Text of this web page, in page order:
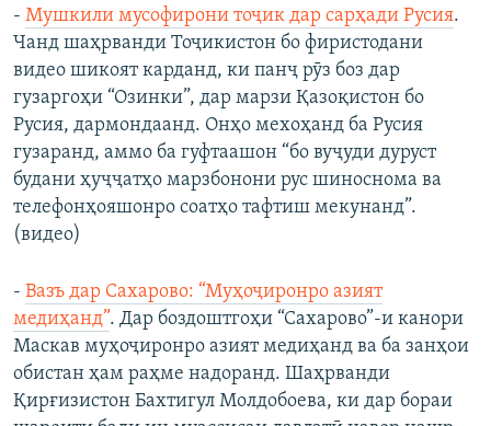
- Мушкили мусофирони тоҷик дар сарҳади Русия.
Чанд шаҳрванди Тоҷикистон бо фиристодани
видео шикоят карданд, ки панҷ рӯз боз дар
гузаргоҳи “Озинки”, дар марзи Қазоқистон бо
Русия, дармондаанд. Онҳо мехоҳанд ба Русия
гузаранд, аммо ба гуфтаашон “бо вуҷуди дуруст
будани ҳуҷҷатҳо марзбонони рус шиноснома ва
телефонҳояшонро соатҳо тафтиш мекунанд”.
(видео)
- Вазъ дар Сахарово: “Муҳоҷиронро азият
медиҳанд”. Дар боздоштгоҳи “Сахарово”-и канори
Маскав муҳоҷиронро азият медиҳанд ва ба занҳои
обистан ҳам раҳме надоранд. Шаҳрванди
Қирғизистон Бахтигул Молдобоева, ки дар бораи